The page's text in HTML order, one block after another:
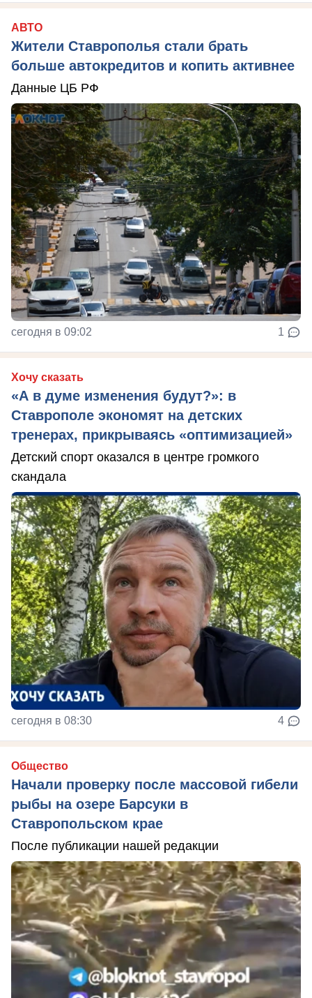
АВТО
Жители Ставрополья стали брать
больше автокредитов и копить активнее
Данные ЦБ РФ
сегодня в 09:02 1
Хочу сказать
«А в думе изменения будут?»: в
Ставрополе экономят на детских
тренерах, прикрываясь «оптимизацией»
Детский спорт оказался в центре громкого
скандала
сегодня в 08:30 4
Общество
Начали проверку после массовой гибели
рыбы на озере Барсуки в
Ставропольском крае
После публикации нашей редакции